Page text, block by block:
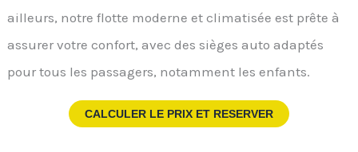
ailleurs, notre flotte moderne et climatisée est prête à
assurer votre confort, avec des sièges auto adaptés
pour tous les passagers, notamment les enfants.
CALCULER LE PRIX ET RESERVER